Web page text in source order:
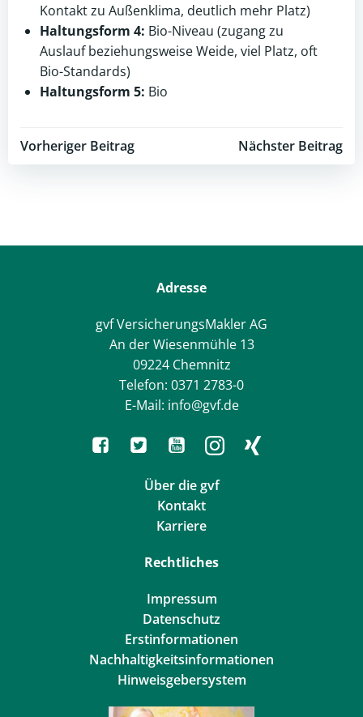
Kontakt zu Außenklima, deutlich mehr Platz)
Haltungsform 4: Bio-Niveau (zugang zu
Auslauf beziehungsweise Weide, viel Platz, oft
Bio-Standards)
Haltungsform 5: Bio
Post
Vorheriger Beitrag
PostNächster Beitrag
Adresse
gvf VersicherungsMakler AG
An der Wiesenmühle 13
09224 Chemnitz
Telefon: 0371 2783-0
E-Mail: info@gvf.de
Über die gvf
Kontakt
Karriere
Rechtliches
Impressum
Datenschutz
Erstinformationen
Nachhaltigkeitsinformationen
Hinweisgebersystem